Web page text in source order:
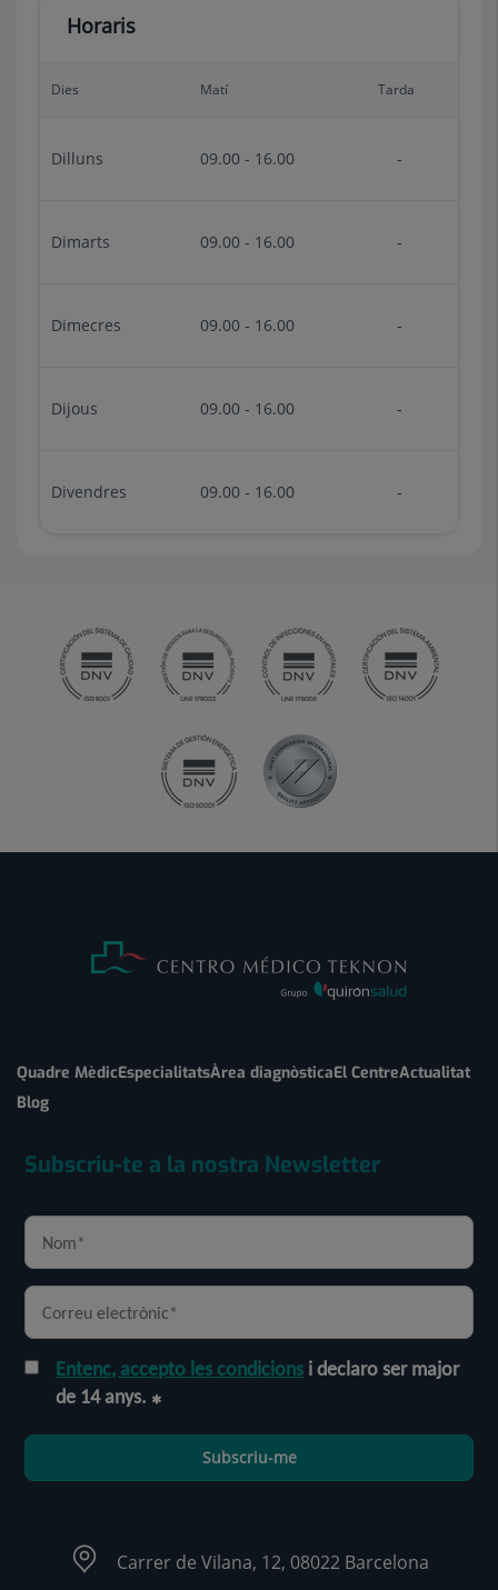
Horaris
Dies Matí Tarda
Dilluns 09.00 - 16.00 -
Dimarts 09.00 - 16.00 -
Dimecres 09.00 - 16.00 -
Dijous 09.00 - 16.00 -
Divendres 09.00 - 16.00 -
Quadre MèdicEspecialitatsÀrea diagnòsticaEl CentreActualitat
Blog
Subscriu-te a la nostra Newsletter
Entenc, accepto les condicions i declaro ser major
de 14 anys.
Subscriu-me
Carrer de Vilana, 12, 08022 Barcelona